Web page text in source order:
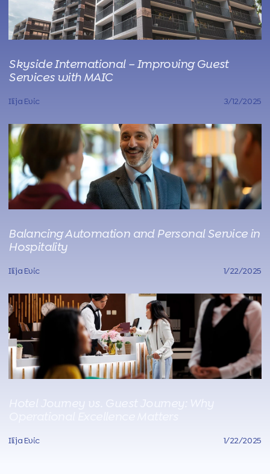
Skyside International – Improving Guest
Services with MAIC
Ilija Evic 3/12/2025
Balancing Automation and Personal Service in
Hospitality
Ilija Evic 1/22/2025
Hotel Journey vs. Guest Journey: Why
Ilija Evic 1/22/2025